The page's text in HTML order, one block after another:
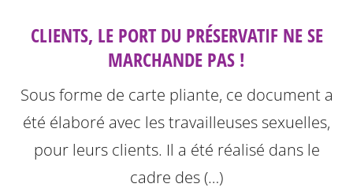
CLIENTS, LE PORT DU PRÉSERVATIF NE SE
MARCHANDE PAS !
Sous forme de carte pliante, ce document a
été élaboré avec les travailleuses sexuelles,
pour leurs clients. Il a été réalisé dans le
cadre des (…)